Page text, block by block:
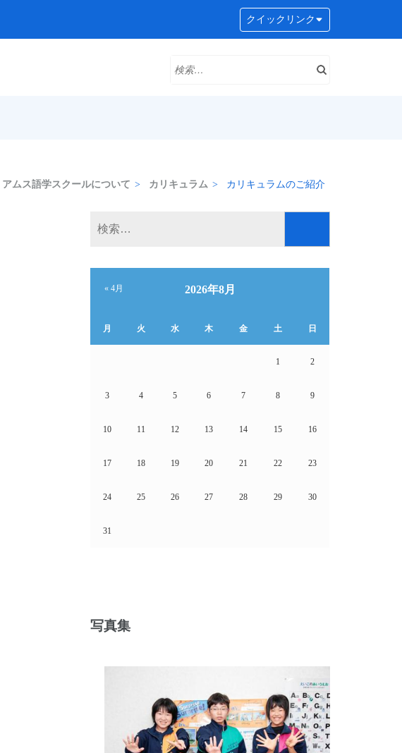
クイックリンク
検
アムス語学スクールについて > カリキュラム > カリキュラムのご紹介
索:
2026年8月
月 火 水 木 金 土 日
1 2
3 4 5 6 7 8 9
10 11 12 13 14 15 16
17 18 19 20 21 22 23
24 25 26 27 28 29 30
31
« 4月
写真集